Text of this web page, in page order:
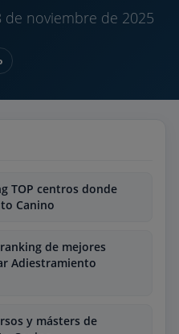
de noviembre de 2025
TOP centros donde
Canino
de mejores
Adiestramiento
y másters de